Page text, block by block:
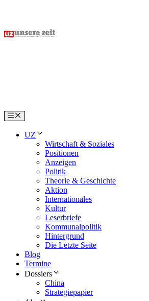
content
Menu
UZ
Wirtschaft & Soziales
Positionen
Anzeigen
Politik
Theorie & Geschichte
Aktion
Internationales
Kultur
Leserbriefe
Kommunalpolitik
Hintergrund
Die Letzte Seite
Blog
Termine
Dossiers
China
Strategiepapier